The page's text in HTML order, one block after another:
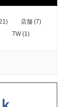
店舗 (7)
TW (1)